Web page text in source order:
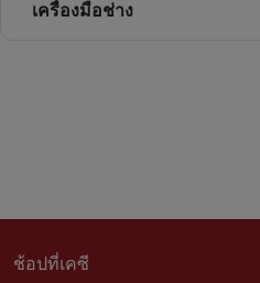
เครื่องมือช่าง
ช้อปที่เคซี